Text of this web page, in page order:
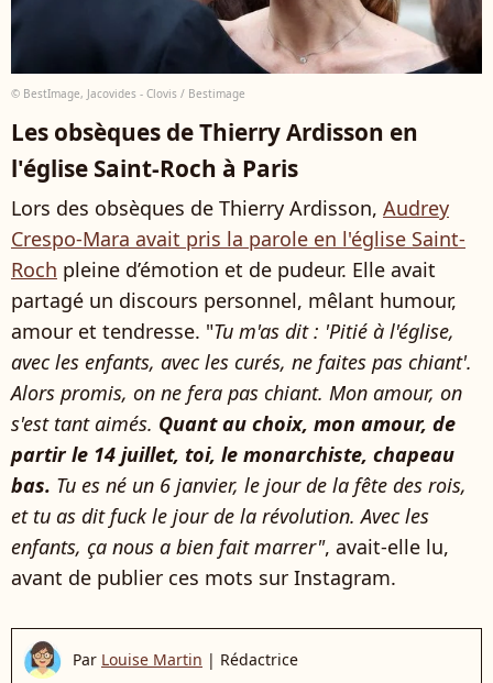
© BestImage, Jacovides - Clovis / Bestimage
Les obsèques de Thierry Ardisson en
l'église Saint-Roch à Paris
Lors des obsèques de Thierry Ardisson, Audrey
Crespo-Mara avait pris la parole en l'église Saint-
Roch pleine d’émotion et de pudeur. Elle avait
partagé un discours personnel, mêlant humour,
amour et tendresse. "Tu m'as dit : 'Pitié à l'église,
avec les enfants, avec les curés, ne faites pas chiant'.
Alors promis, on ne fera pas chiant. Mon amour, on
s'est tant aimés. Quant au choix, mon amour, de
partir le 14 juillet, toi, le monarchiste, chapeau
bas. Tu es né un 6 janvier, le jour de la fête des rois,
et tu as dit fuck le jour de la révolution. Avec les
enfants, ça nous a bien fait marrer", avait-elle lu,
avant de publier ces mots sur Instagram.
Par Louise Martin | Rédactrice